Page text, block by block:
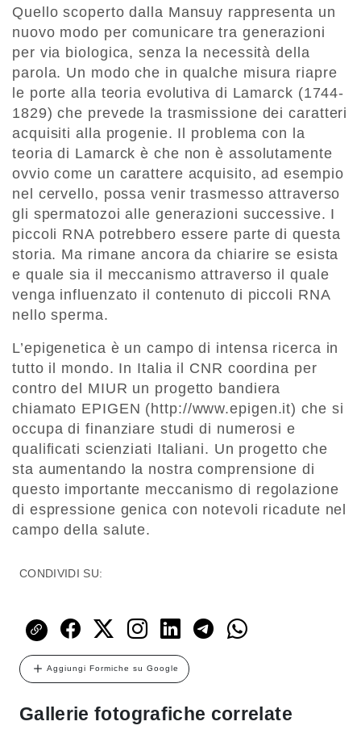
Quello scoperto dalla Mansuy rappresenta un
nuovo modo per comunicare tra generazioni
per via biologica, senza la necessità della
parola. Un modo che in qualche misura riapre
le porte alla teoria evolutiva di Lamarck (1744-
1829) che prevede la trasmissione dei caratteri
acquisiti alla progenie. Il problema con la
teoria di Lamarck è che non è assolutamente
ovvio come un carattere acquisito, ad esempio
nel cervello, possa venir trasmesso attraverso
gli spermatozoi alle generazioni successive. I
piccoli RNA potrebbero essere parte di questa
storia. Ma rimane ancora da chiarire se esista
e quale sia il meccanismo attraverso il quale
venga influenzato il contenuto di piccoli RNA
nello sperma.
L’epigenetica è un campo di intensa ricerca in
tutto il mondo. In Italia il CNR coordina per
contro del MIUR un progetto bandiera
chiamato EPIGEN (http://www.epigen.it) che si
occupa di finanziare studi di numerosi e
qualificati scienziati Italiani. Un progetto che
sta aumentando la nostra comprensione di
questo importante meccanismo di regolazione
di espressione genica con notevoli ricadute nel
campo della salute.
CONDIVIDI SU:
Aggiungi Formiche su Google
Gallerie fotografiche correlate